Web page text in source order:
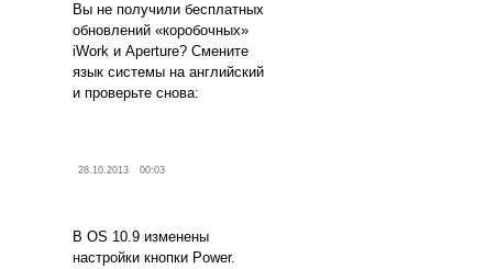
Вы не получили бесплатных
обновлений «коробочных»
iWork и Aperture? Смените
язык системы на английский
и проверьте снова:
28.10.2013 00:03
В OS 10.9 изменены
настройки кнопки Power.